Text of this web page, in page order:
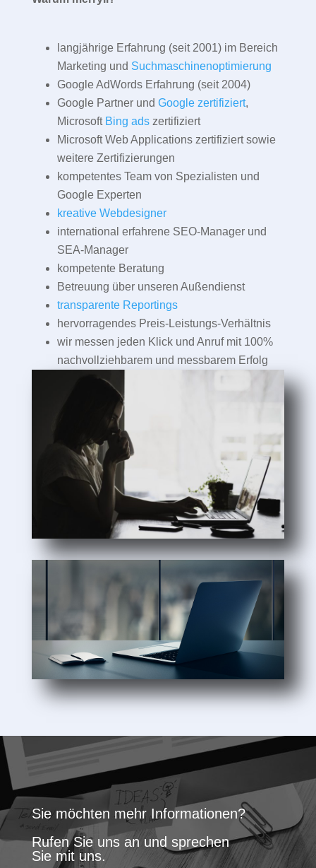
langjährige Erfahrung (seit 2001) im Bereich
Marketing und Suchmaschinenoptimierung
Google AdWords Erfahrung (seit 2004)
Google Partner und Google zertifiziert,
Microsoft Bing adszertifiziert
Microsoft Web Applications zertifiziert sowie
weitere Zertifizierungen
kompetentes Team von Spezialisten und
Google Experten
kreative Webdesigner
international erfahrene SEO-Manager und
SEA-Manager
kompetente Beratung
Betreuung über unseren Außendienst
transparente Reportings
hervorragendes Preis-Leistungs-Verhältnis
wir messen jeden Klick und Anruf mit 100%
nachvollziehbarem und messbarem Erfolg
Sie möchten mehr Informationen?
Rufen Sie uns an und sprechen
Sie mit uns.